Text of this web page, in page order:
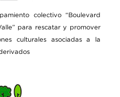
colectivo “Boulevard
para rescatar y promover
culturales asociadas a la